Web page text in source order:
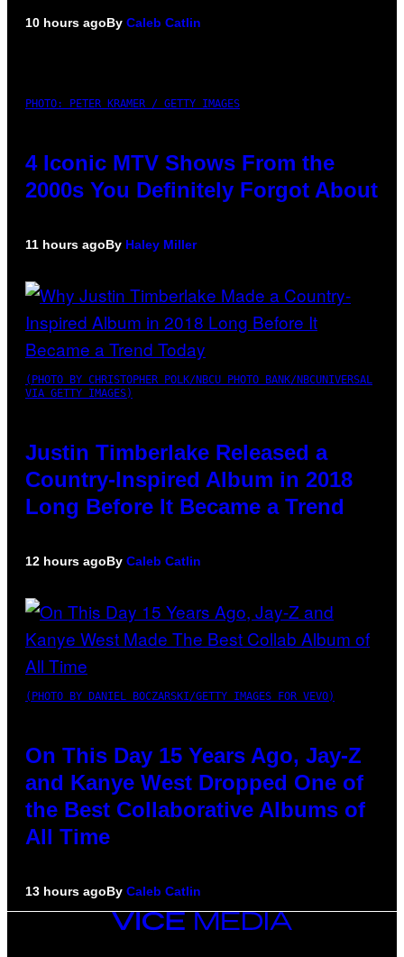
10 hours agoBy Caleb Catlin
PHOTO: PETER KRAMER / GETTY IMAGES
4 Iconic MTV Shows From the
2000s You Definitely Forgot About
11 hours agoBy Haley Miller
(PHOTO BY CHRISTOPHER POLK/NBCU PHOTO BANK/NBCUNIVERSAL
VIA GETTY IMAGES)
Justin Timberlake Released a
Country-Inspired Album in 2018
Long Before It Became a Trend
12 hours agoBy Caleb Catlin
(PHOTO BY DANIEL BOCZARSKI/GETTY IMAGES FOR VEVO)
On This Day 15 Years Ago, Jay-Z
and Kanye West Dropped One of
the Best Collaborative Albums of
All Time
13 hours agoBy Caleb Catlin
VICE